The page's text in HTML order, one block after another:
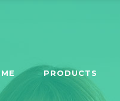
PRODUCTS